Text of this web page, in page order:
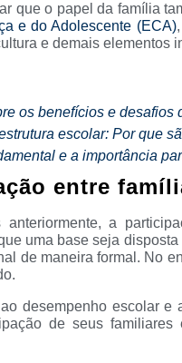
que o papel da família
e do Adolescente (ECA)
e demais elementos
os benefícios e desafios
escolar: Por que
e a importância
entre
anteriormente, a
uma base seja
de maneira formal. No
desempenho escolar
de seus